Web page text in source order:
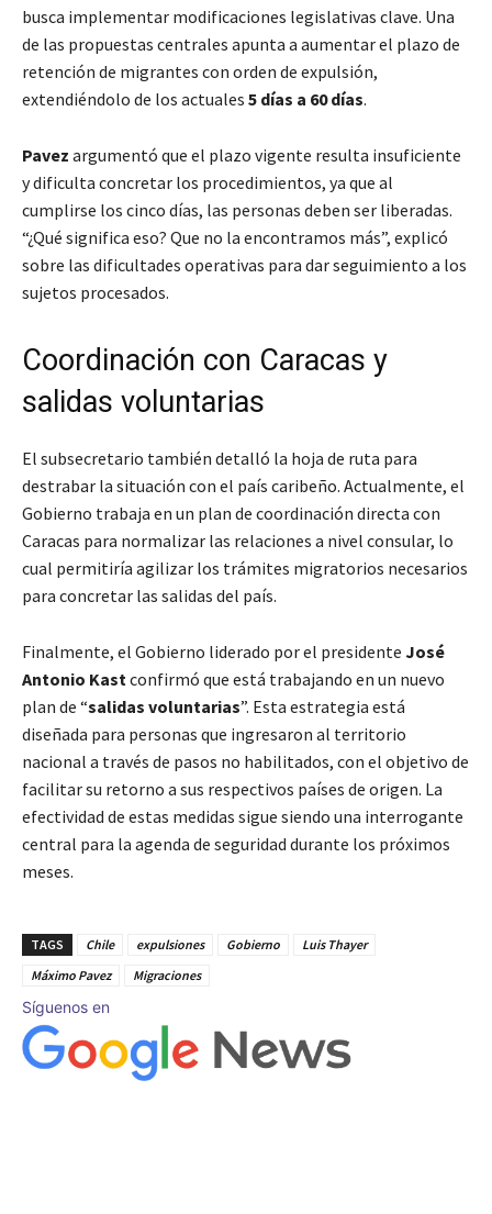
busca implementar modificaciones legislativas clave. Una
de las propuestas centrales apunta a aumentar el plazo de
retención de migrantes con orden de expulsión,
extendiéndolo de los actuales 5 días a 60 días.
Pavez argumentó que el plazo vigente resulta insuficiente
y dificulta concretar los procedimientos, ya que al
cumplirse los cinco días, las personas deben ser liberadas.
“¿Qué significa eso? Que no la encontramos más”, explicó
sobre las dificultades operativas para dar seguimiento a los
sujetos procesados.
Coordinación con Caracas y
salidas voluntarias
El subsecretario también detalló la hoja de ruta para
destrabar la situación con el país caribeño. Actualmente, el
Gobierno trabaja en un plan de coordinación directa con
Caracas para normalizar las relaciones a nivel consular, lo
cual permitiría agilizar los trámites migratorios necesarios
para concretar las salidas del país.
Finalmente, el Gobierno liderado por el presidente José
Antonio Kastconfirmó que está trabajando en un nuevo
plan de “salidas voluntarias”. Esta estrategia está
diseñada para personas que ingresaron al territorio
nacional a través de pasos no habilitados, con el objetivo de
facilitar su retorno a sus respectivos países de origen. La
efectividad de estas medidas sigue siendo una interrogante
central para la agenda de seguridad durante los próximos
meses.
TAGS Chile expulsiones Gobierno
Luis Thayer
Máximo Pavez
Migraciones
Síguenos en